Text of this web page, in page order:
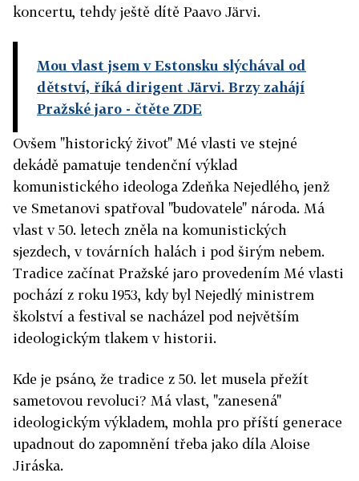
koncertu, tehdy ještě dítě Paavo Järvi.
Mou vlast jsem v Estonsku slýchával od
dětství, říká dirigent Järvi. Brzy zahájí
Pražské jaro - čtěte ZDE
Ovšem "historický život" Mé vlasti ve stejné
dekádě pamatuje tendenční výklad
komunistického ideologa Zdeňka Nejedlého, jenž
ve Smetanovi spatřoval "budovatele" národa. Má
vlast v 50. letech zněla na komunistických
sjezdech, v továrních halách i pod širým nebem.
Tradice začínat Pražské jaro provedením Mé vlasti
pochází z roku 1953, kdy byl Nejedlý ministrem
školství a festival se nacházel pod největším
ideologickým tlakem v historii.
Kde je psáno, že tradice z 50. let musela přežít
sametovou revoluci? Má vlast, "zanesená"
ideologickým výkladem, mohla pro příští generace
upadnout do zapomnění třeba jako díla Aloise
Jiráska.